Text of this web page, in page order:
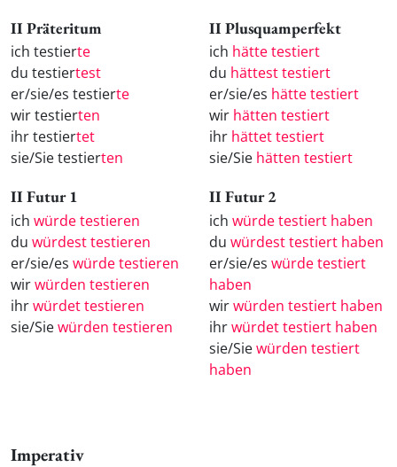
II Präteritum
ich testierte
du testiertest
er/sie/es testierte
wir testierten
ihr testiertet
sie/Sie testierten
II Plusquamperfekt
ich hätte testiert
du hättest testiert
er/sie/es hätte testiert
wir hätten testiert
ihr hättet testiert
sie/Sie hätten testiert
II Futur 1
ich würde testieren
du würdest testieren
er/sie/es würde testieren
wirwürden testieren
ihrwürdet testieren
sie/Siewürden testieren
II Futur 2
ich würde testiert haben
du würdest testiert haben
er/sie/es würde testiert
haben
wirwürden testiert haben
ihrwürdet testiert haben
sie/Siewürden testiert
haben
Imperativ